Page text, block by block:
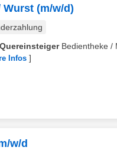
(m/w/d)
QuereinsteigerBedientheke /
Infos ]
w/d